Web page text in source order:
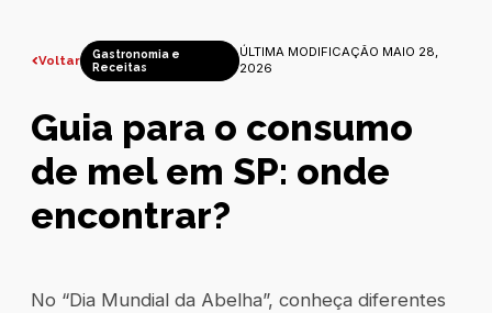
Voltar
Gastronomia e
Receitas
ÚLTIMA MODIFICAÇÃO MAIO 28,
2026
Guia para o consumo
de mel em SP: onde
encontrar?
No “Dia Mundial da Abelha”, conheça diferentes